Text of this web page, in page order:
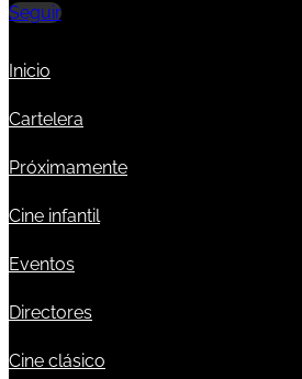
Seguir
Inicio
Cartelera
Próximamente
Cine infantil
Eventos
Directores
Cine clásico